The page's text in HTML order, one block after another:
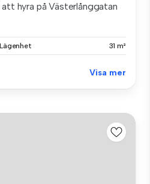
att hyra på Västerlånggatan
Lägenhet 31 m²
Visa mer